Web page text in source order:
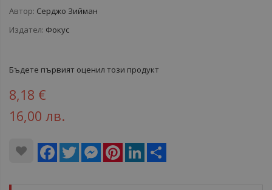
Автор: Серджо Зийман
Издател: Фокус
Бъдете първият оценил този продукт
8,18 €
16,00 лв.
Facebook
Twitter MessengerPinterestLinkedIn